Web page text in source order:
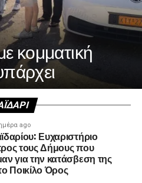
κομματική
ago
Ευχαριστήριο
τους Δήμους που
για την κατάσβεση της
Ποικίλο Όρος